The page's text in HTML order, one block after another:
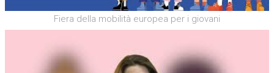
Fiera della mobilità europea per i giovani